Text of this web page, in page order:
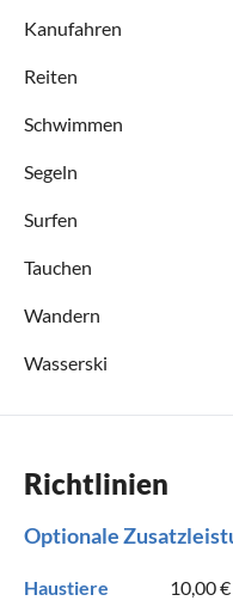
Kanufahren
Reiten
Schwimmen
Segeln
Surfen
Tauchen
Wandern
Wasserski
Richtlinien
Optionale
Haustiere 10,00 €